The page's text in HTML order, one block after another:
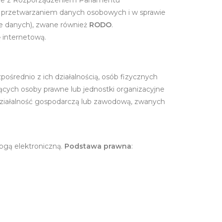
danych osobowych i w sprawie
danych), zwane również RODO.
internetową.
z ich działalnością, osób fizycznych
osoby prawne lub jednostki organizacyjne
gospodarczą lub zawodową, zwanych
elektroniczną. Podstawa prawna: